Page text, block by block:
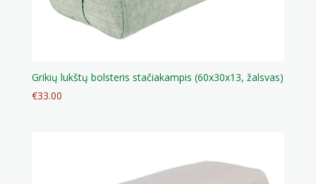
Grikių lukštų bolsteris stačiakampis (60x30x13, žalsvas)
€33.00